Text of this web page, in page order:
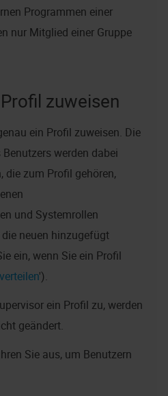
Programmen einer
nur Mitglied einer Gruppe
zuweisen
ein Profil zuweisen. Die
werden dabei
die zum Profil gehören,
und Systemrollen
neuen hinzugefügt
ein, wenn Sie ein Profil
').
ein Profil zu, werden
geändert.
Sie aus, um Benutzern